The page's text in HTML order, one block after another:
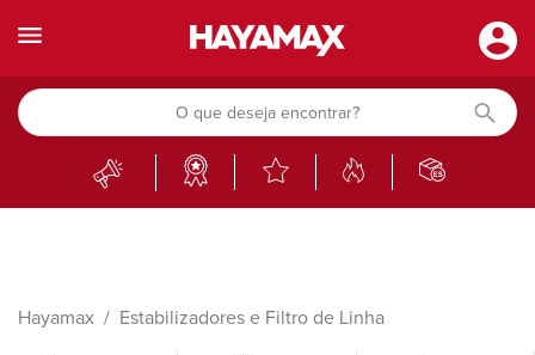
Hayamax Estabilizadores e Filtro de Linha